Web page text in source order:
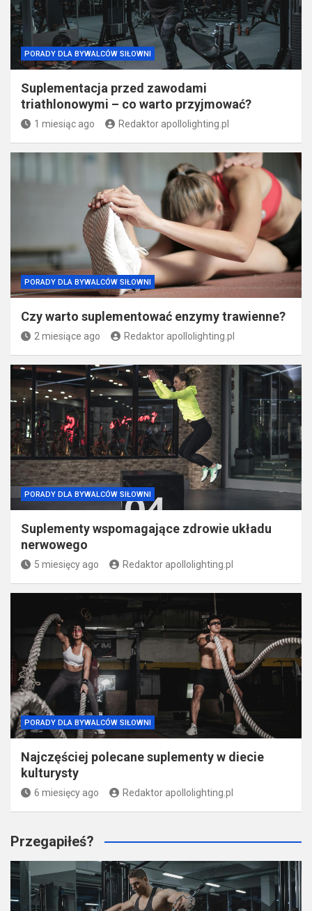
PORADY DLA BYWALCÓW SIŁOWNI
Suplementacja przed zawodami
triathlonowymi – co warto przyjmować?
1 miesiąc ago Redaktor apollolighting.pl
PORADY DLA BYWALCÓW SIŁOWNI
Czy warto suplementować enzymy trawienne?
2 miesiące ago Redaktor apollolighting.pl
PORADY DLA BYWALCÓW SIŁOWNI
Suplementy wspomagające zdrowie układu
nerwowego
5 miesięcy ago Redaktor apollolighting.pl
PORADY DLA BYWALCÓW SIŁOWNI
Najczęściej polecane suplementy w diecie
kulturysty
6 miesięcy ago Redaktor apollolighting.pl
Przegapiłeś?